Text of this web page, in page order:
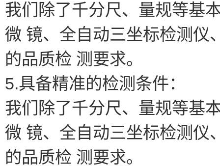
我们除了千分尺、量规等基
微 镜、全自动三坐标检测仪
的品质检 测要求。
5.具备精准的检测条件：
我们除了千分尺、量规等基
微 镜、全自动三坐标检测仪
的品质检 测要求。